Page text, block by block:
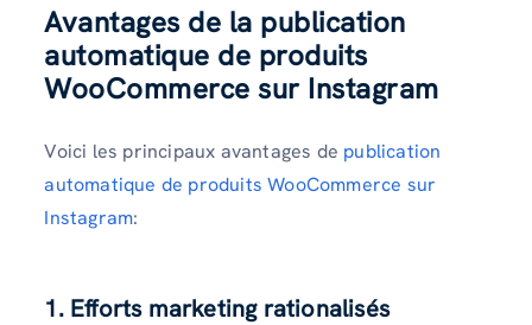
Avantages de la publication
automatique de produits
WooCommerce sur Instagram
Voici les principaux avantages de publication
automatique de produits WooCommerce sur
Instagram:
1. Efforts marketing rationalisés